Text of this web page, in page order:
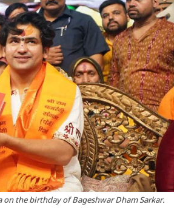
on the birthday of Bageshwar Dham Sarkar.